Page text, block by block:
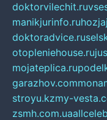
doktorvilechit.ru
manikjurinfo.ru
doktoradvice.ru
otopleniehouse.ru
mojateplica.ru
garazhov.com
stroyu.kzmy-
zsmh.com.ua